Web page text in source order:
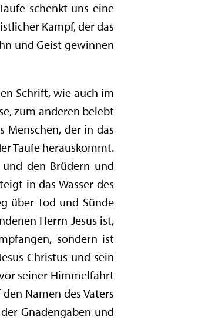
schenkt uns eine
Kampf, der das
und Geist gewinnen
Schrift, wie auch im
zum anderen belebt
Menschen, der in das
Taufe herauskommt.
den Brüdern und
in das Wasser des
über Tod und Sünde
Herrn Jesus ist,
sondern ist
Christus und sein
seiner Himmelfahrt
Namen des Vaters
Gnadengaben und